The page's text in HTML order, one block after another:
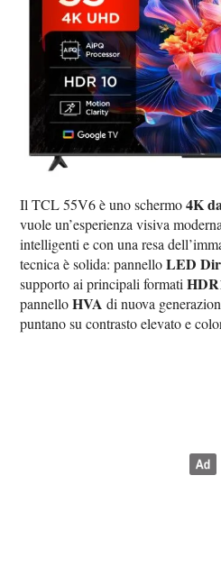
Il TCL 55V6 è uno schermo4K
vuole un’esperienza visiva
intelligenti e con una resa
tecnica è solida: pannelloLED
supporto ai principali formati
pannelloHVA di nuova
puntano su contrasto elevato e